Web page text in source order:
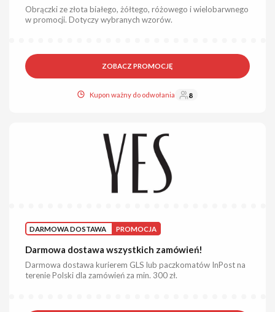
Obrączki ze złota białego, żółtego, różowego i wielobarwnego
w promocji. Dotyczy wybranych wzorów.
ZOBACZ PROMOCJĘ
Kupon ważny do odwołania 8
DARMOWA DOSTAWA PROMOCJA
Darmowa dostawa wszystkich zamówień!
Darmowa dostawa kurierem GLS lub paczkomatów InPost na
terenie Polski dla zamówień za min. 300 zł.